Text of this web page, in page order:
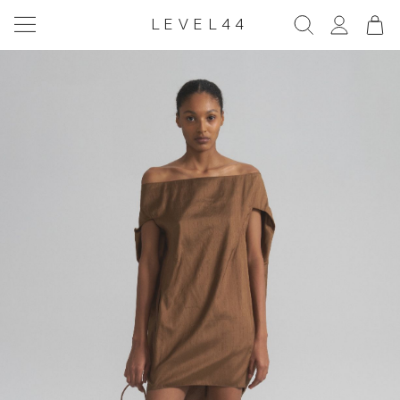
LEVEL44